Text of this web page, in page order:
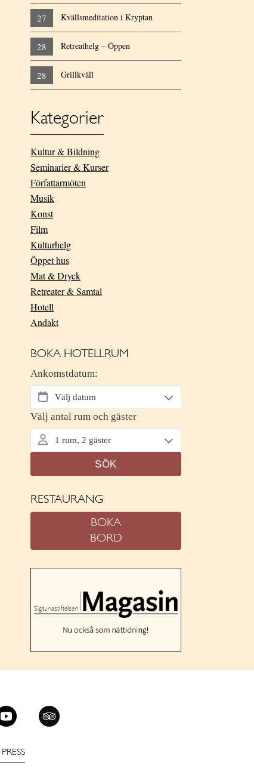
27 Kvällsmeditation i Kryptan
28 Retreathelg – Öppen
28 Grillkväll
Kategorier
Kultur & Bildning
Seminarier & Kurser
Författarmöten
Musik
Konst
Film
Kulturhelg
Öppet hus
Mat & Dryck
Retreater & Samtal
Hotell
Andakt
BOKA HOTELLRUM
RESTAURANG
BOKA
BORD
PRESS